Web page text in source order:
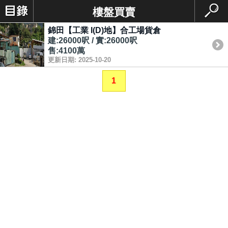
樓盤買賣
錦田【工業 I(D)地】合工場貨倉
建:26000呎 / 實:26000呎
售:4100萬
更新日期: 2025-10-20
1